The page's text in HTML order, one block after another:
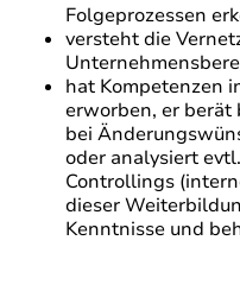
Folgeprozessen
versteht die
hat Kompetenzen
erworben, er berät
bei
oder analysiert
Controllings
dieser
Kenntnisse und